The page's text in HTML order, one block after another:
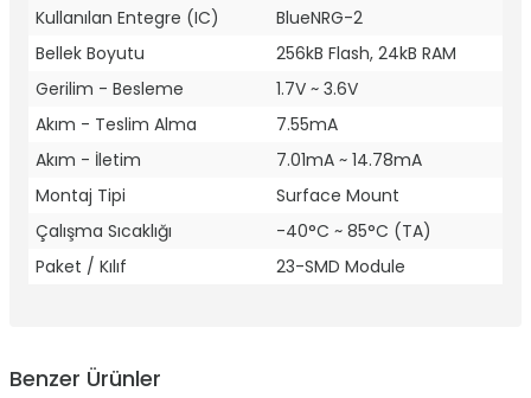
Kullanılan Entegre (IC)
BlueNRG-2
Bellek Boyutu
256kB Flash, 24kB RAM
Gerilim - Besleme
1.7V ~ 3.6V
Akım - Teslim Alma
7.55mA
Akım - İletim
7.01mA ~ 14.78mA
Montaj Tipi
Surface Mount
Çalışma Sıcaklığı
-40°C ~ 85°C (TA)
Paket / Kılıf
23-SMD Module
Benzer Ürünler